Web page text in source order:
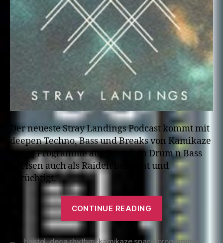
Der neueste Stray Landings Podcast kommt mit
deepen Techno, Bass und Breaks von Kamikaze
Space Programme aus Bristol, in Drum n Bass
Kreisen auch als Raiden bekannt und
berüchtigt.
CONTINUE READING
“Kamikaze
Space
Programme